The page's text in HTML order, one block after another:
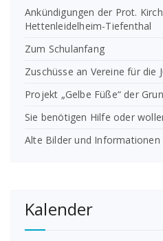
Ankündigungen der Prot.
Hettenleidelheim-Tiefenthal
Zum Schulanfang
Zuschüsse an Vereine für die
Projekt „Gelbe Füße“ der
Sie benötigen Hilfe oder
Alte Bilder und Informationen
Kalender